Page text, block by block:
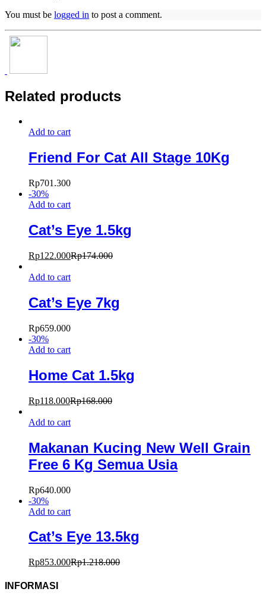
You must be logged in to post a comment.
Related products
Add to cart
Friend For Cat All Stage 10Kg
Rp701.300
-30%
Add to cart
Cat’s Eye 1.5kg
Rp122.000Rp174.000
Add to cart
Cat’s Eye 7kg
Rp659.000
-30%
Add to cart
Home Cat 1.5kg
Rp118.000Rp168.000
Add to cart
Makanan Kucing New Well Grain
Free 6 Kg Semua Usia
Rp640.000
-30%
Add to cart
Cat’s Eye 13.5kg
Rp853.000Rp1.218.000
INFORMASI